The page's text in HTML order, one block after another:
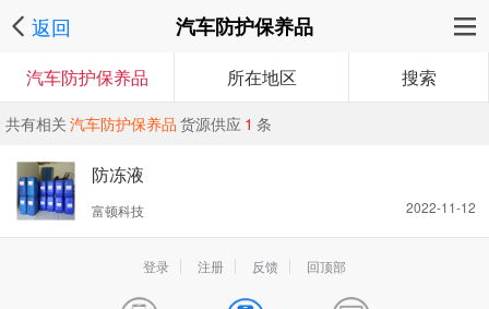
返回 汽车防护保养品
汽车防护保养品 所在地区 搜索
共有相关 汽车防护保养品 货源供应 1 条
防冻液
2022-11-12
富顿科技
登录 注册 反馈 回顶部